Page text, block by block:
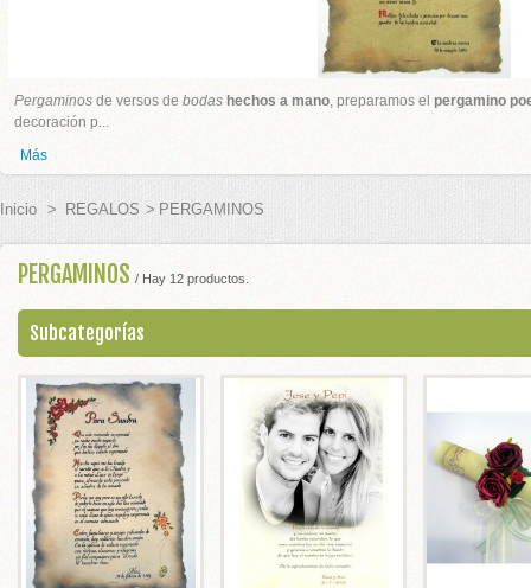
Pergaminos de versos de bodas hechos a mano, preparamos el pergamino
decoración p...
Más
Inicio > REGALOS > PERGAMINOS
PERGAMINOS / Hay 12 productos.
Subcategorías
TARTA
HONOR
PELO
Y CEREMONIAS
PARA ANILLOS BODA